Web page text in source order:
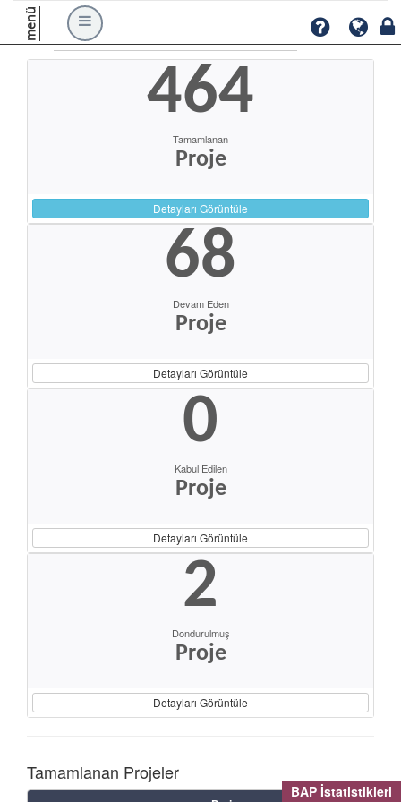
BAP İstatistikleri
menü
464
Tamamlanan
Proje
Detayları Görüntüle
68
Devam Eden
Proje
Detayları Görüntüle
0
Kabul Edilen
Proje
Detayları Görüntüle
2
Dondurulmuş
Proje
Detayları Görüntüle
Tamamlanan Projeler